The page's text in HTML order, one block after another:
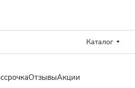
Каталог
ОтзывыАкции